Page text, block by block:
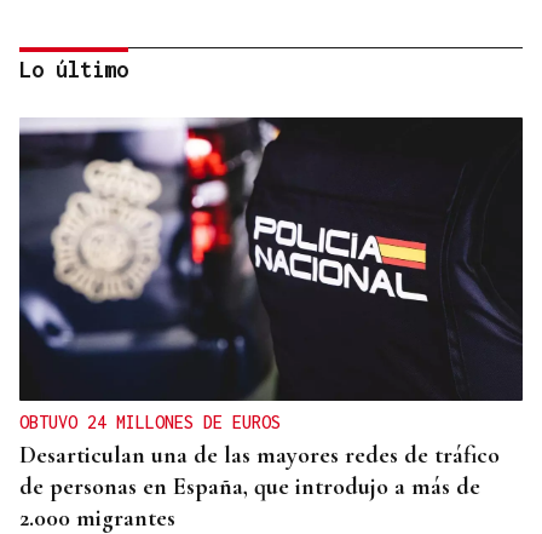
Lalo Pavón
O AFIADOR
Un día haberá autobuses
Lo último
OBTUVO 24 MILLONES DE EUROS
Desarticulan una de las mayores redes de tráfico
de personas en España, que introdujo a más de
2.000 migrantes